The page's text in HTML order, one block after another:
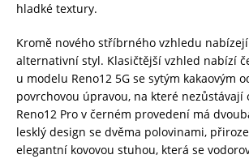
hladké textury.
Kromě nového stříbrného vzhledu
alternativní styl. Klasičtější vzhled nabízí
u modelu Reno12 5G se sytým kakaovým
povrchovou úpravou, na které nezůstávají
Reno12 Pro v černém provedení má
lesklý design se dvěma polovinami,
elegantní kovovou stuhou, která se